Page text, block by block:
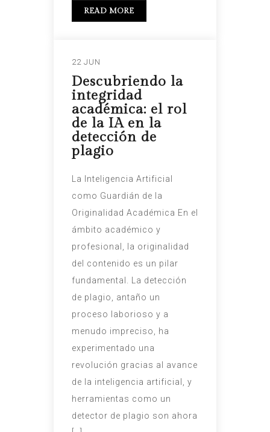
READ MORE
22 JUN
Descubriendo la
integridad
académica: el rol
de la IA en la
detección de
plagio
La Inteligencia Artificial
como Guardián de la
Originalidad Académica En el
ámbito académico y
profesional, la originalidad
del contenido es un pilar
fundamental. La detección
de plagio, antaño un
proceso laborioso y a
menudo impreciso, ha
experimentado una
revolución gracias al avance
de la inteligencia artificial, y
herramientas como un
detector de plagio son ahora